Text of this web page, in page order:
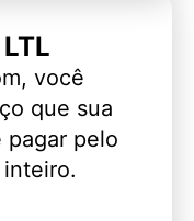
você
que sua
pagar pelo